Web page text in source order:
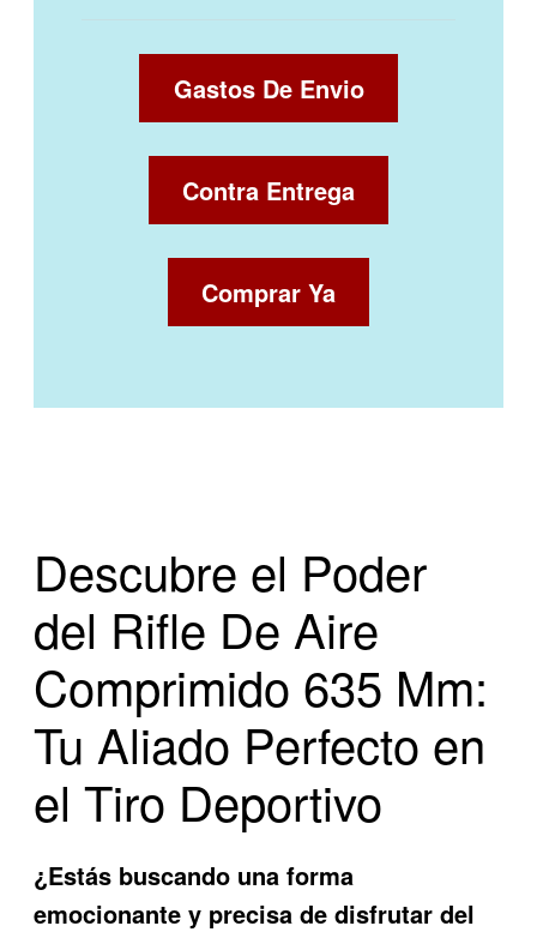
Gastos De Envio
Contra Entrega
Comprar Ya
Descubre el Poder
del Rifle De Aire
Comprimido 635 Mm:
Tu Aliado Perfecto en
el Tiro Deportivo
¿Estás buscando una forma
emocionante y precisa de disfrutar del